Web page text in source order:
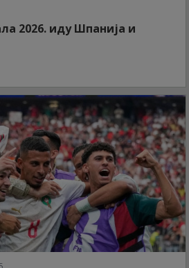
2026. иду Шпанија и